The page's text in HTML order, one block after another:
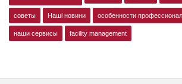
советы Наші новини особенности
наши сервисы facility management